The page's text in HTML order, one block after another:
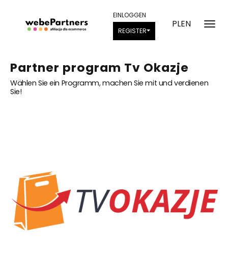
PLEN
EINLOGGEN
REGISTER
Partner program Tv Okazje
Wählen Sie ein Programm, machen Sie mit und verdienen
Sie!